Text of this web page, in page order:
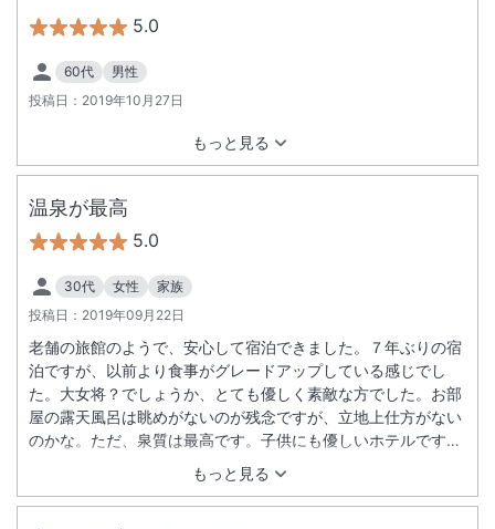
5.0
60代
男性
投稿日： 2019年10月27日
もっと見る
温泉が最高
5.0
30代 女性
家族
投稿日： 2019年09月22日
もっと見る
老舗の旅館のようで、安心して宿泊できました。７年ぶりの宿
泊ですが、以前より食事がグレードアップしている感じでし
た。大女将？でしょうか、とても優しく素敵な方でした。お部
屋の露天風呂は眺めがないのが残念ですが、立地上仕方がない
のかな。ただ、泉質は最高です。子供にも優しいホテルです。
このホテルならまた安心して泊まれるので、今度は両親つれて
３世代で利用したいです。